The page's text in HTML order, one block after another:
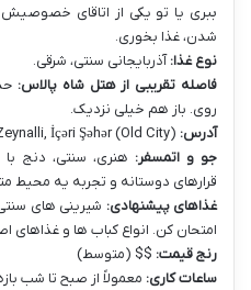
ببری یا تو یکی از اتاقای
شدن، غذا بخوری.
نوع غذا:آذربایجانی سنتی، شرقی.
فاصله تقریبی از هتل شاه پالاس:
روی. باز هم خیلی نزدیک.
آدرس:
جو و اتمسفر: هنری، سنتی، دنج
قرارهای دوستانه و تجربه یه محیط
غذاهای پیشنهادی: شیرینی های
امتحان کن. انواع کباب ها و
رنج قیمت: $$ (متوسط)
ساعات کاری: معمولاً از صبح تا شب